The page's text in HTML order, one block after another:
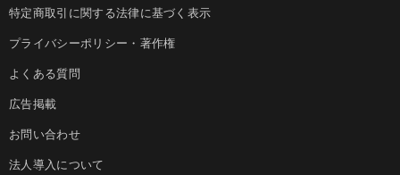
特定商取引に関する法律に基づく表示
プライバシーポリシー・著作権
よくある質問
広告掲載
お問い合わせ
法人導入について